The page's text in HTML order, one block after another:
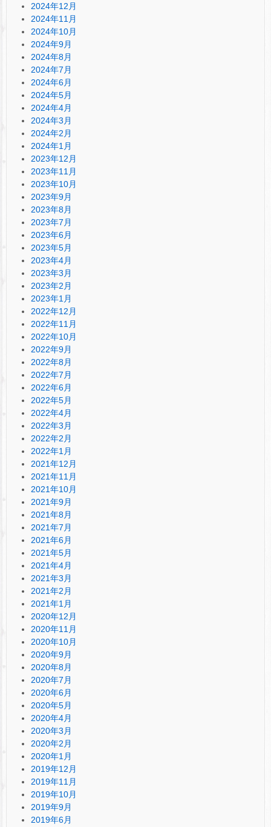
2024年12月
2024年11月
2024年10月
2024年9月
2024年8月
2024年7月
2024年6月
2024年5月
2024年4月
2024年3月
2024年2月
2024年1月
2023年12月
2023年11月
2023年10月
2023年9月
2023年8月
2023年7月
2023年6月
2023年5月
2023年4月
2023年3月
2023年2月
2023年1月
2022年12月
2022年11月
2022年10月
2022年9月
2022年8月
2022年7月
2022年6月
2022年5月
2022年4月
2022年3月
2022年2月
2022年1月
2021年12月
2021年11月
2021年10月
2021年9月
2021年8月
2021年7月
2021年6月
2021年5月
2021年4月
2021年3月
2021年2月
2021年1月
2020年12月
2020年11月
2020年10月
2020年9月
2020年8月
2020年7月
2020年6月
2020年5月
2020年4月
2020年3月
2020年2月
2020年1月
2019年12月
2019年11月
2019年10月
2019年9月
2019年6月